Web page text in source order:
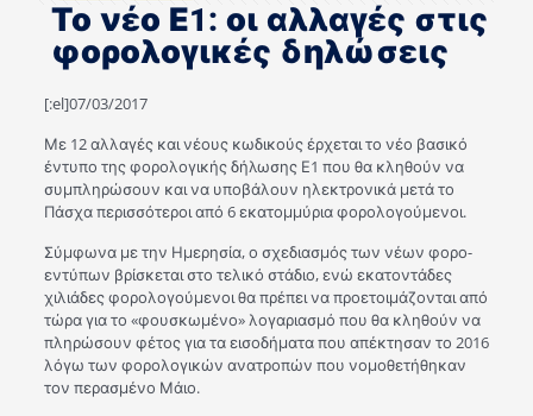
Το νέο Ε1: οι αλλαγές στις
φορολογικές δηλώσεις
[:el]07/03/2017
Με 12 αλλαγές και νέους κωδικούς έρχεται το νέο βασικό
έντυπο της φορολογικής δήλωσης Ε1 που θα κληθούν να
συμπληρώσουν και να υποβάλουν ηλεκτρονικά μετά το
Πάσχα περισσότεροι από 6 εκατομμύρια φορολογούμενοι.
Σύμφωνα με την Ημερησία, ο σχεδιασμός των νέων φορο-
εντύπων βρίσκεται στο τελικό στάδιο, ενώ εκατοντάδες
χιλιάδες φορολογούμενοι θα πρέπει να προετοιμάζονται από
τώρα για το «φουσκωμένο» λογαριασμό που θα κληθούν να
πληρώσουν φέτος για τα εισοδήματα που απέκτησαν το 2016
λόγω των φορολογικών ανατροπών που νομοθετήθηκαν
τον περασμένο Μάιο.